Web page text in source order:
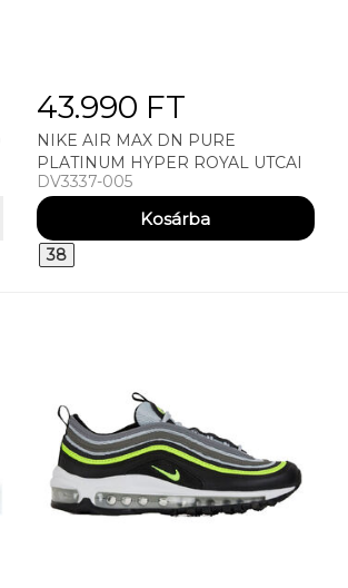
43.990 FT
NIKE AIR MAX DN PURE
PLATINUM HYPER ROYAL UTCAI
CIPŐ
DV3337-005
38